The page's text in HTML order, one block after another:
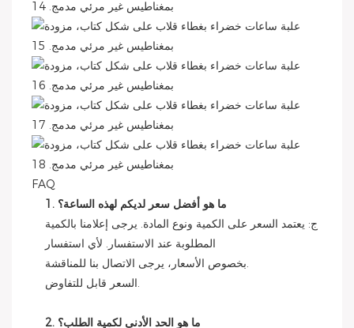
FAQ
1. ما هو أفضل سعر لديكم لهذه الساعة؟
ج: يعتمد السعر على الكمية ونوع المادة. يرجى إعلامنا بالكمية
المطلوبة عند الاستفسار. لأي استفسار
بخصوص الأسعار، يرجى الاتصال بنا للمناقشة.
السعر قابل للتفاوض.
2. ما هو الحد الأدنى لكمية الطلب؟